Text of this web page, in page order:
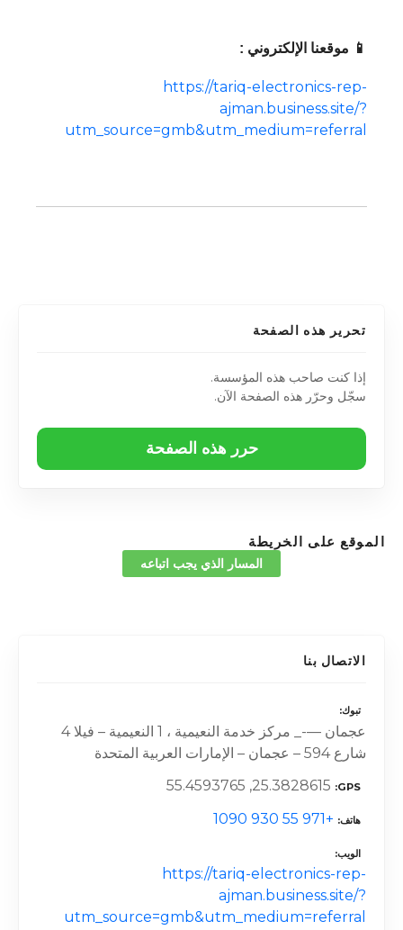
📱 موقعنا الإلكتروني :
https://tariq-electronics-rep-
ajman.business.site/?
utm_source=gmb&utm_medium=referral
تحرير هذه الصفحة
إذا كنت صاحب هذه المؤسسة.
سجّل وحرّر هذه الصفحة الآن.
حرر هذه الصفحة
الموقع على الخريطة
المسار الذي يجب اتباعه
الاتصال بنا
تبوك
عجمان —-_ مركز خدمة النعيمية ، 1 النعيمية – فيلا 4
شارع 594 – عجمان – الإمارات العربية المتحدة
GPS
25.3828615, 55.4593765
هاتف +971 55 930 1090
الويب
https://tariq-electronics-rep-
ajman.business.site/?
utm_source=gmb&utm_medium=referral